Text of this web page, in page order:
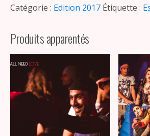
Catégorie : Edition 2017 Étiquette :
Produits apparentés